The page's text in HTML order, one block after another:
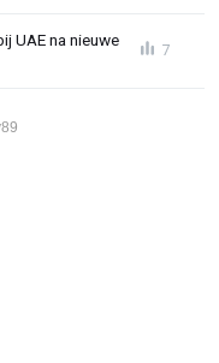
UAE na nieuwe
7